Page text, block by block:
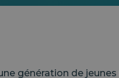
génération de